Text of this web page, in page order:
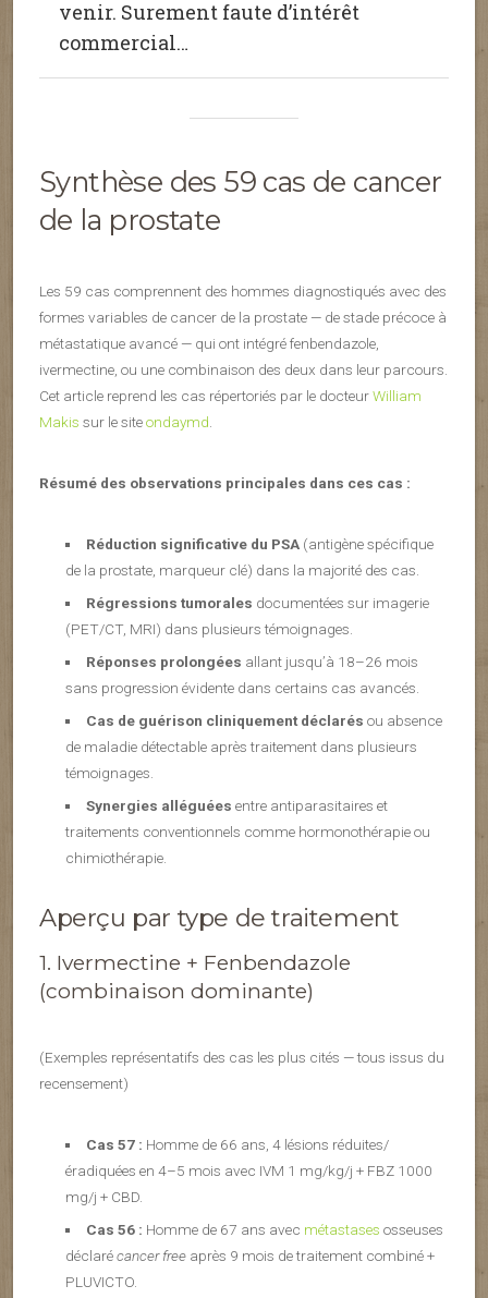
venir. Surement faute d’intérêt
commercial…
Synthèse des 59 cas de cancer
de la prostate
Les 59 cas comprennent des hommes diagnostiqués avec des
formes variables de cancer de la prostate — de stade précoce à
métastatique avancé — qui ont intégré fenbendazole,
ivermectine, ou une combinaison des deux dans leur parcours.
Cet article reprend les cas répertoriés par le docteurWilliam
Makis sur le siteondaymd
Résumé des observations principales dans ces cas :
Réduction significative du PSA(antigène spécifique
de la prostate, marqueur clé) dans la majorité des cas.
Régressions tumorales documentées sur imagerie
(PET/CT, MRI) dans plusieurs témoignages.
Réponses prolongées allant jusqu’à 18–26 mois
sans progression évidente dans certains cas avancés.
Cas de guérison cliniquement déclarés ou absence
de maladie détectable après traitement dans plusieurs
témoignages.
Synergies alléguées entre antiparasitaires et
traitements conventionnels comme hormonothérapie ou
chimiothérapie.
Aperçu par type de traitement
1. Ivermectine + Fenbendazole
(combinaison dominante)
(Exemples représentatifs des cas les plus cités — tous issus du
recensement)
Cas 57 : Homme de 66 ans, 4 lésions réduites/
éradiquées en 4–5 mois avec IVM 1 mg/kg/j + FBZ 1000
mg/j + CBD.
Cas 56 : Homme de 67 ans avec métastases osseuses
déclarécancer free après 9 mois de traitement combiné +
PLUVICTO.